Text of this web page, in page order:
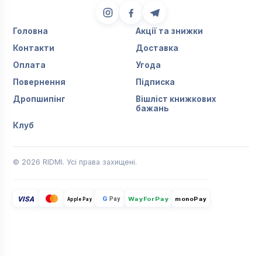
Головна
Акції та знижки
Контакти
Доставка
Оплата
Угода
Повернення
Підписка
Дропшипінг
Вішліст книжкових
бажань
Клуб
© 2026 RIDMI. Усі права захищені.
VISA Apple Pay G Pay WayForPay monoPay